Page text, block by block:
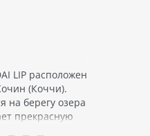
LIP расположен
(Коччи).
на берегу озера
прекрасную